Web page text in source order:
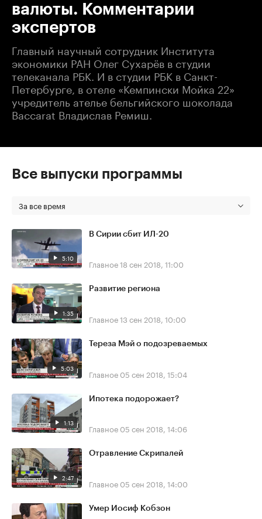
валюты. Комментарии
экспертов
Главный научный сотрудник Института
экономики РАН Олег Сухарёв в студии
телеканала РБК. И в студии РБК в Санкт-
Петербурге, в отеле «Кемпински Мойка 22»
учредитель ателье бельгийского шоколада
Baccarat Владислав Ремиш.
Все выпуски программы
За все время
5:10
В Сирии сбит ИЛ-20
Главное18 сен 2018, 11:00
1:35
Развитие региона
Главное13 сен 2018, 10:00
5:03
Тереза Мэй о подозреваемых
Главное 05 сен 2018, 15:04
1:13
Ипотека подорожает?
Главное 05 сен 2018, 14:06
2:47
Отравление Скрипалей
Главное 05 сен 2018, 14:00
Умер Иосиф Кобзон